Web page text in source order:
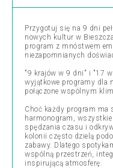
Przygotuj się na 9 dni
nowych kultur w
program z mnóstwem
niezapomnianych
"9 krajów w 9 dni" i "17
wyjątkowe programy dla
połączone wspólnym
Choć każdy program ma
harmonogram, wszystkie
spędzania czasu i
kolonii często dzielą
zabawy. Dlatego
wspólną przestrzeń,
inspirującą atmosferę.